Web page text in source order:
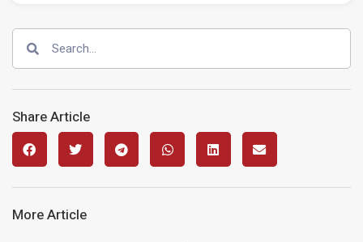
Share Article
More Article